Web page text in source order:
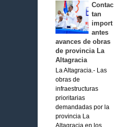
Contac
tan
import
antes
avances de obras
de provincia La
Altagracia
La Altagracia.- Las
obras de
infraestructuras
prioritarias
demandadas por la
provincia La
Altagracia en los